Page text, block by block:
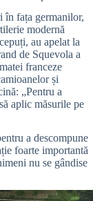
în fața germanilor,
modernă
au apelat la
de Squevola a
franceze
și
„Pentru a
aplic măsurile pe
a descompune
foarte importantă
nu se gândise